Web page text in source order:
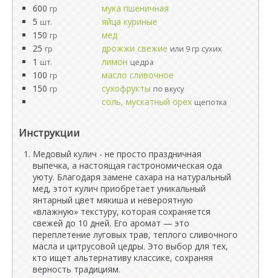
600 гр
мука пшеничная
5 шт.
яйца куриные
150 гр
мед
25 гр дрожжи свежие или 9 гр сухих
1 шт. лимон цедра
100 гр
масло сливочное
150 гр сухофрукты по вкусу
соль, мускатный орех щепотка
Инструкции
Медовый кулич - не просто праздничная
выпечка, а настоящая гастрономическая ода
уюту. Благодаря замене сахара на натуральный
мед, этот кулич приобретает уникальный
янтарный цвет мякиша и невероятную
«влажную» текстуру, которая сохраняется
свежей до 10 дней. Его аромат — это
переплетение луговых трав, теплого сливочного
масла и цитрусовой цедры. Это выбор для тех,
кто ищет альтернативу классике, сохраняя
верность традициям.